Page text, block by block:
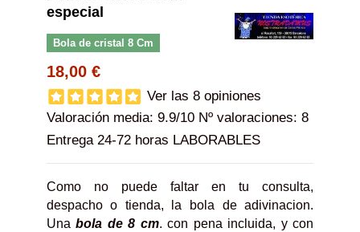
especial
Bola de cristal 8 Cm
18,00 €
Ver las 8 opiniones
Valoración media: 9.9/10 Nº valoraciones: 8
Entrega 24-72 horas LABORABLES
Como no puede faltar en tu consulta,
despacho o tienda, la bola de adivinacion.
Unabola de 8 cm. con pena incluida, y con